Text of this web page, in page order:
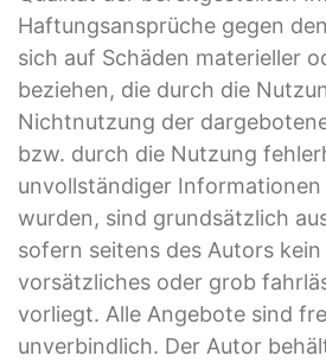
Haftungsansprüche gegen
sich auf Schäden materieller
beziehen, die durch die
Nichtnutzung der
bzw. durch die Nutzung
unvollständiger
wurden, sind grundsätzlich
sofern seitens des Autors
vorsätzliches oder grob
vorliegt. Alle Angebote sind
unverbindlich. Der Autor